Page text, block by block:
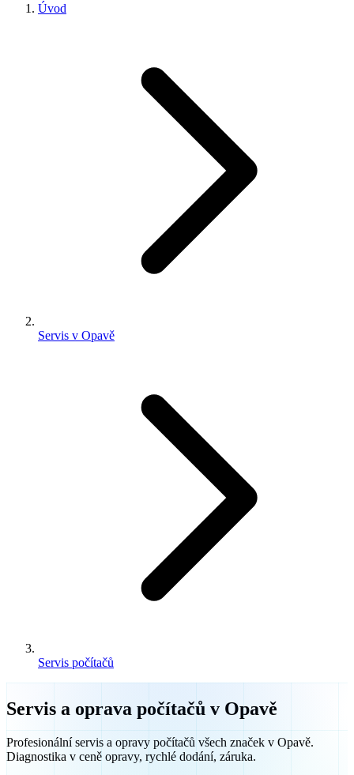
Úvod
Servis v Opavě
Servis počítačů
Servis a oprava počítačů v Opavě
Profesionální servis a opravy počítačů všech značek v Opavě.
Diagnostika v ceně opravy, rychlé dodání, záruka.